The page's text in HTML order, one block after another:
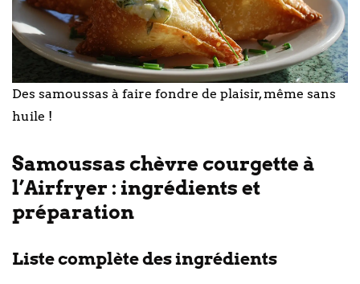
Des samoussas à faire fondre de plaisir, même sans
huile !
Samoussas chèvre courgette à
l’Airfryer : ingrédients et
préparation
Liste complète des ingrédients